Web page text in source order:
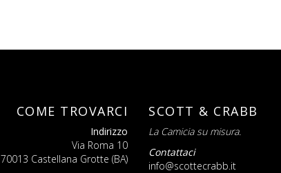
COME TROVARCI
Indirizzo
Via Roma 10
70013 Castellana Grotte (BA)
SCOTT & CRABB
La Camicia su misura.
Contattaci
info@scottecrabb.it